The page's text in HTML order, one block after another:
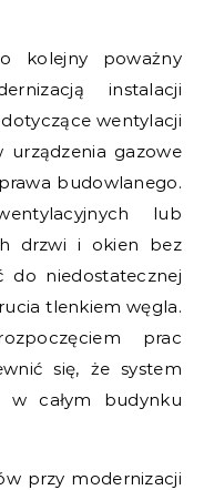
kolejny poważny
instalacji
wentylacji
urządzenia gazowe
budowlanego.
lub
drzwi i okien bez
do niedostatecznej
tlenkiem węgla.
prac
się, że system
w całym budynku
przy modernizacji